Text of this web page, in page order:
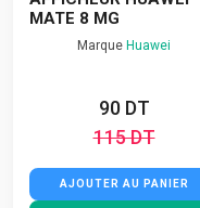
MATE 8 MG
Marque Huawei
90 DT
115 DT
AJOUTER AU PANIER